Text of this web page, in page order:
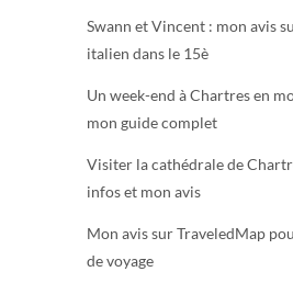
Swann et Vincent : mon avis
italien dans le 15è
Un week-end à Chartres en
mon guide complet
Visiter la cathédrale de
infos et mon avis
Mon avis sur TraveledMap
de voyage